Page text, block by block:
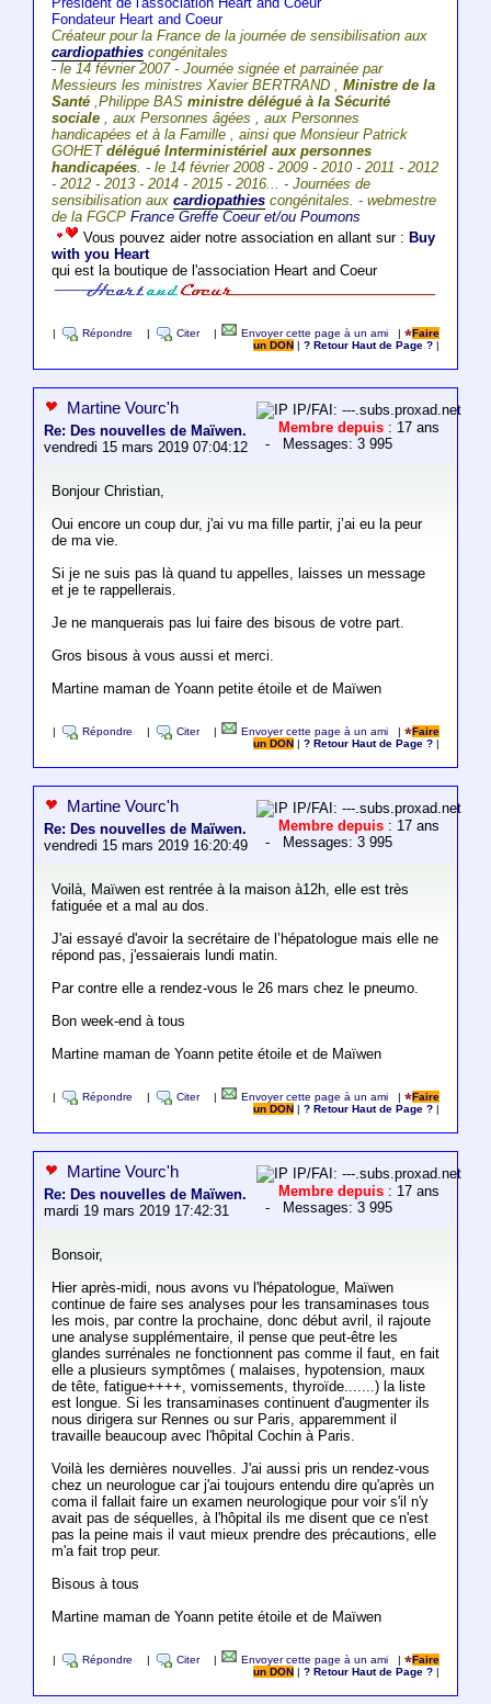
Fondateur Heart and Coeur
Créateur pour la France de la journée de sensibilisation aux
cardiopathiescongénitales
- le 14 février 2007 - Journée signée et parrainée par
Messieurs les ministres Xavier BERTRAND , Ministre de la
Santé,Philippe BAS ministre délégué à la Sécurité
sociale, aux Personnes âgées , aux Personnes
handicapées et à la Famille , ainsi que Monsieur Patrick
GOHETdélégué Interministériel aux personnes
handicapées. - le 14 février 2008 - 2009 - 2010 - 2011 - 2012
- 2012 - 2013 - 2014 - 2015 - 2016... - Journées de
sensibilisation aux cardiopathiescongénitales. - webmestre
de la FGCP France Greffe Coeur et/ou Poumons
Vous pouvez aider notre association en allant sur : Buy
with you Heart
qui est la boutique de l'association Heart and Coeur
Répondre Citer Envoyer cette page à un ami |
Faire
un DON
|? Retour Haut de Page ?
Martine Vourc'h
Re: Des nouvelles de Maïwen.
vendredi 15 mars 2019 07:04:12
IP/FAI: ---.subs.proxad.net
Membre depuis : 17 ans
- Messages: 3 995
Bonjour Christian,
Oui encore un coup dur, j'ai vu ma fille partir, j’ai eu la peur
de ma vie.
Si je ne suis pas là quand tu appelles, laisses un message
et je te rappellerais.
Je ne manquerais pas lui faire des bisous de votre part.
Gros bisous à vous aussi et merci.
Martine maman de Yoann petite étoile et de Maïwen
Répondre Citer Envoyer cette page à un ami |
Faire
un DON
|? Retour Haut de Page ?
Martine Vourc'h
Re: Des nouvelles de Maïwen.
vendredi 15 mars 2019 16:20:49
IP/FAI: ---.subs.proxad.net
Membre depuis : 17 ans
- Messages: 3 995
Voilà, Maïwen est rentrée à la maison à12h, elle est très
fatiguée et a mal au dos.
J'ai essayé d'avoir la secrétaire de l’hépatologue mais elle ne
répond pas, j'essaierais lundi matin.
Par contre elle a rendez-vous le 26 mars chez le pneumo.
Bon week-end à tous
Martine maman de Yoann petite étoile et de Maïwen
Répondre Citer Envoyer cette page à un ami |
Faire
un DON
|? Retour Haut de Page ?
Martine Vourc'h
Re: Des nouvelles de Maïwen.
mardi 19 mars 2019 17:42:31
IP/FAI: ---.subs.proxad.net
Membre depuis : 17 ans
- Messages: 3 995
Bonsoir,
Hier après-midi, nous avons vu l'hépatologue, Maïwen
continue de faire ses analyses pour les transaminases tous
les mois, par contre la prochaine, donc début avril, il rajoute
une analyse supplémentaire, il pense que peut-être les
glandes surrénales ne fonctionnent pas comme il faut, en fait
elle a plusieurs symptômes ( malaises, hypotension, maux
de tête, fatigue++++, vomissements, thyroïde.......) la liste
est longue. Si les transaminases continuent d'augmenter ils
nous dirigera sur Rennes ou sur Paris, apparemment il
travaille beaucoup avec l'hôpital Cochin à Paris.
Voilà les dernières nouvelles. J'ai aussi pris un rendez-vous
chez un neurologue car j'ai toujours entendu dire qu'après un
coma il fallait faire un examen neurologique pour voir s'il n'y
avait pas de séquelles, à l'hôpital ils me disent que ce n'est
pas la peine mais il vaut mieux prendre des précautions, elle
m'a fait trop peur.
Bisous à tous
Martine maman de Yoann petite étoile et de Maïwen
Répondre Citer Envoyer cette page à un ami |
Faire
un DON
|? Retour Haut de Page ?